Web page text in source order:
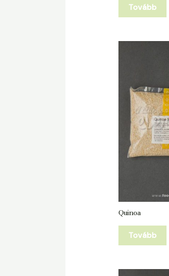
Tovább
Quinoa
Tovább